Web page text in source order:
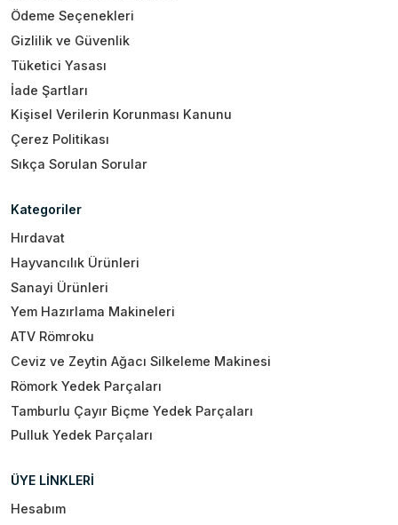
Ödeme Seçenekleri
Gizlilik ve Güvenlik
Tüketici Yasası
İade Şartları
Kişisel Verilerin Korunması Kanunu
Çerez Politikası
Sıkça Sorulan Sorular
Kategoriler
Hırdavat
Hayvancılık Ürünleri
Sanayi Ürünleri
Yem Hazırlama Makineleri
ATV Römroku
Ceviz ve Zeytin Ağacı Silkeleme Makinesi
Römork Yedek Parçaları
Tamburlu Çayır Biçme Yedek Parçaları
Pulluk Yedek Parçaları
ÜYE LİNKLERİ
Hesabım